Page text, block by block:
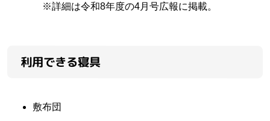
※詳細は令和8年度の4月号広報に掲載。
利用できる寝具
敷布団